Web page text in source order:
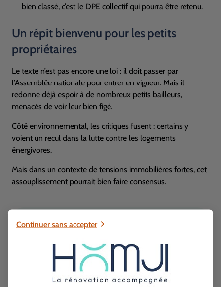
bien classé, c’est le DPE collectif qui pourra être retenu.
Un répit bienvenu pour les petits
propriétaires
Le texte n’est pas encore une loi : il doit passer par
l’Assemblée nationale pour entrer en vigueur. Mais il
redonne déjà espoir à de nombreux petits bailleurs,
menacés de voir leur bien figé.
Côté environnemental, les critiques fusent : certains y
voient un recul dans la lutte contre les logements
énergivores.
Mais dans un contexte de tensions immobilières fortes, cet
assouplissement pourrait bien faire consensus.
Lire aussi :
Continuer sans accepter